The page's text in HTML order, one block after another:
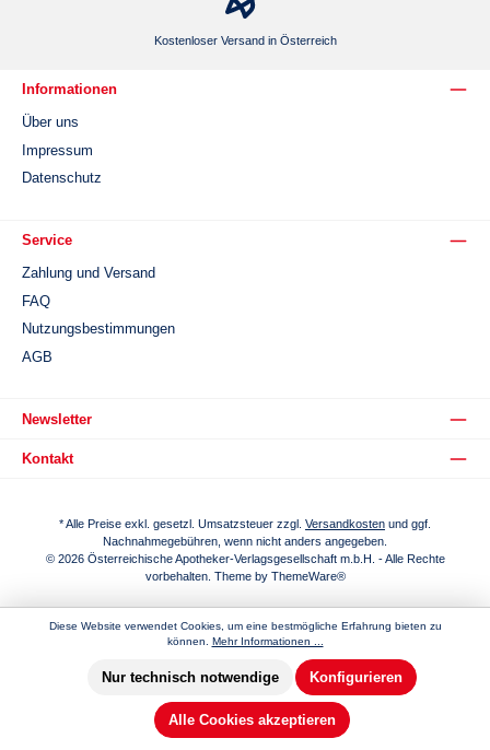
Kostenloser Versand in Österreich
Informationen
Über uns
Impressum
Datenschutz
Service
Zahlung und Versand
FAQ
Nutzungsbestimmungen
AGB
Newsletter
Kontakt
* Alle Preise exkl. gesetzl. Umsatzsteuer zzgl. Versandkosten und ggf.
Nachnahmegebühren, wenn nicht anders angegeben.
© 2026 Österreichische Apotheker-Verlagsgesellschaft m.b.H. - Alle Rechte
vorbehalten. Theme by ThemeWare®
Diese Website verwendet Cookies, um eine bestmögliche Erfahrung bieten zu
können. Mehr Informationen ...
Nur technisch notwendige Konfigurieren
Alle Cookies akzeptieren